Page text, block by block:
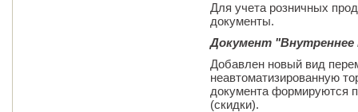
Для учета розничных
документы.
Документ
Добавлен новый вид
неавтоматизированную
документа формируются
(скидки).